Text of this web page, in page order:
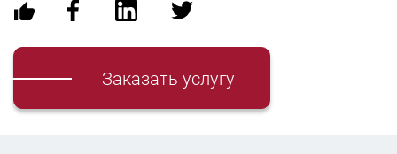
Заказать услугу